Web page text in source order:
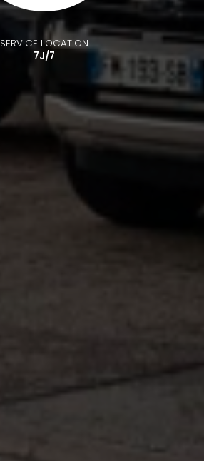
SERVICE LOCATION
7J/7